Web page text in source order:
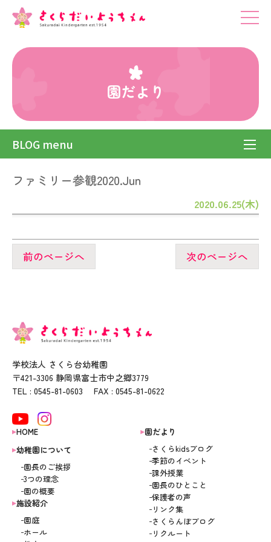
園だより
BLOG menu
ファミリー参観2020.Jun
2020.06.25(木)
前のページへ 次のページへ
学校法人 さくら台幼稚園
〒421-3306 静岡県富士市中之郷3779
TEL : 0545-81-0603 FAX : 0545-81-0622
HOME
幼稚園について
園長のご挨拶
3つの理念
園の概要
施設紹介
園庭
ホール
園だより
さくらkidsブログ
季節のイベント
課外授業
園長のひとこと
保護者の声
リンク集
さくらんぼブログ
リクルート